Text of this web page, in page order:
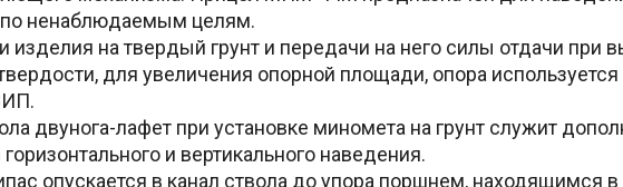
по ненаблюдаемым целям.
изделия на твердый грунт и передачи на него силы отдачи при
для увеличения опорной площади, опора
двунога-лафет при установке миномета на грунт служит
и вертикального наведения.
опускается в канал ствола до упора поршнем, находящимся в